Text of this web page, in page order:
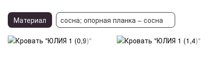
Материал сосна; опорная планка – сосна